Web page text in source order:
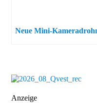
Neue Mini-
Anzeige